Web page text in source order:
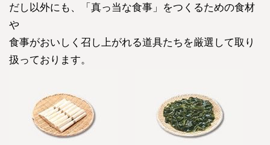
だし以外にも、「真っ当な食事」をつくるための食材
や
食事がおいしく召し上がれる道具たちを厳選して取り
扱っております。